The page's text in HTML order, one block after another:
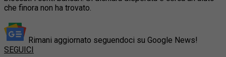
che finora non ha trovato.
Rimani aggiornato seguendoci su Google News!
SEGUICI